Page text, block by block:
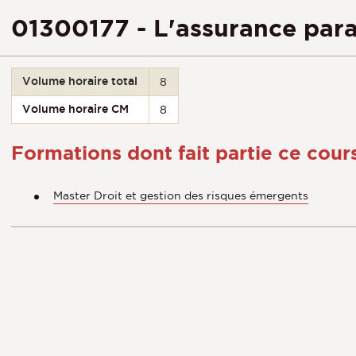
01300177 - L'assurance
Volume horaire total 8
Volume horaire CM 8
Formations dont fait partie ce
Master Droit et gestion des risques émergents